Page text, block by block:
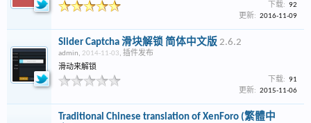
下载: 92
更新: 2016-11-09
Slider Captcha 滑块解锁 简体中文版 2.6.2
admin, 2014-11-03, 插件发布
滑动来解锁
下载: 91
更新: 2015-11-06
Traditional Chinese translation of XenForo (繁體中